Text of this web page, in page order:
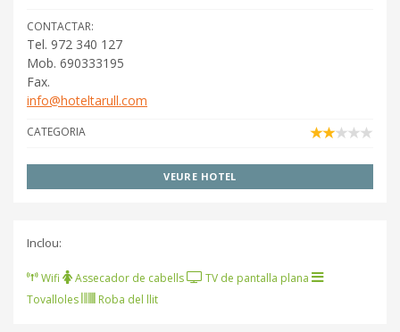
CONTACTAR:
Tel. 972 340 127
Mob. 690333195
Fax.
info@hoteltarull.com
CATEGORIA
VEURE HOTEL
Inclou:
Wifi Assecador de cabells
TV de pantalla plana
Tovalloles
Roba del llit